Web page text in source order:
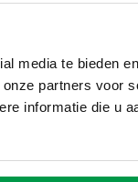
media te bieden
partners voor
informatie die u